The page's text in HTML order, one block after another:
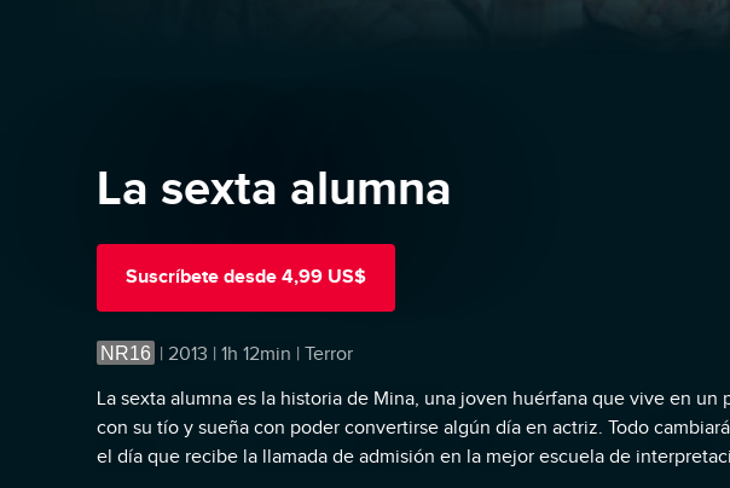
La sexta alumna
Suscríbete desde 4,99 US$
NR16 | 2013 | 1h 12min | Terror
La sexta alumna es la historia de Mina, una joven huérfana que vive en un
con su tío y sueña con poder convertirse algún día en actriz. Todo
el día que recibe la llamada de admisión en la mejor escuela de